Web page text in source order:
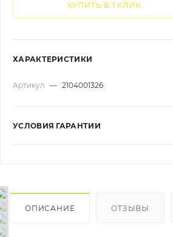
КУПИТЬ В 1 КЛИК
ХАРАКТЕРИСТИКИ
Артикул — 2104001326
УСЛОВИЯ ГАРАНТИИ
ОПИСАНИЕ ОТЗЫВЫ